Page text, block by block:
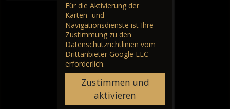
Für die Aktivierung der
Karten- und
Navigationsdienste ist Ihre
Zustimmung zu den
Datenschutzrichtlinien vom
Drittanbieter Google LLC
erforderlich.
Zustimmen und
aktivieren